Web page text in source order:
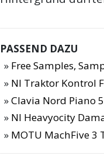
PASSEND DAZU
Free Samples,
NI Traktor Kontrol
Clavia Nord Piano
NI Heavyocity
MOTU MachFive 3